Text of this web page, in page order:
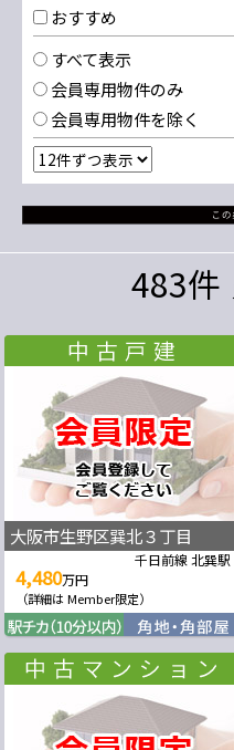
おすすめ
すべて表示
会員専用物件のみ
会員専用物件を除く
483件
大阪市生野区巽北３丁目
千日前線 北巽駅
4,480万円
（詳細は Member限定）